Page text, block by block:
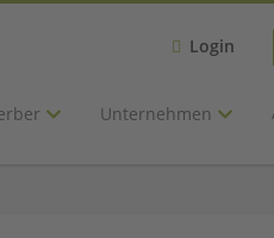
Login
Unternehmen